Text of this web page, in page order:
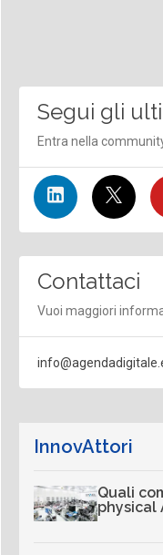
Segui gli
Entra nella
Contattaci
Vuoi maggiori
InnovAttori
Quali
physical